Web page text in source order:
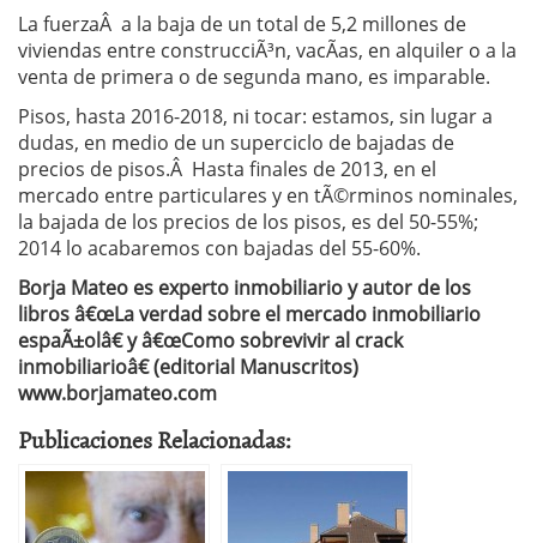
La fuerzaÂ a la baja de un total de 5,2 millones de
viviendas entre construcciÃ³n, vacÃ­as, en alquiler o a la
venta de primera o de segunda mano, es imparable.
Pisos, hasta 2016-2018, ni tocar: estamos, sin lugar a
dudas, en medio de un superciclo de bajadas de
precios de pisos.Â Hasta finales de 2013, en el
mercado entre particulares y en tÃ©rminos nominales,
la bajada de los precios de los pisos, es del 50-55%;
2014 lo acabaremos con bajadas del 55-60%.
Borja Mateo es experto inmobiliario y autor de los
libros â€œLa verdad sobre el mercado inmobiliario
espaÃ±olâ€ y â€œComo sobrevivir al crack
inmobiliarioâ€ (editorial Manuscritos)
www.borjamateo.com
Publicaciones Relacionadas: